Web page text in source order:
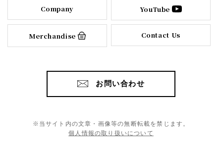
Company YouTube
Merchandise Contact Us
お問い合わせ
※当サイト内の文章・画像等の無断転載を禁じます。
個人情報の取り扱いについて